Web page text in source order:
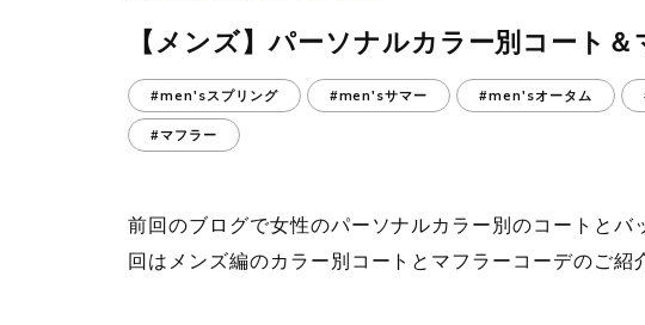
【メンズ】パーソナルカラー別コート＆
#men'sスプリング #men'sサマー #men'sオータム
#マフラー
前回のブログで女性のパーソナルカラー別のコートとバ
回はメンズ編のカラー別コートとマフラーコーデのご紹